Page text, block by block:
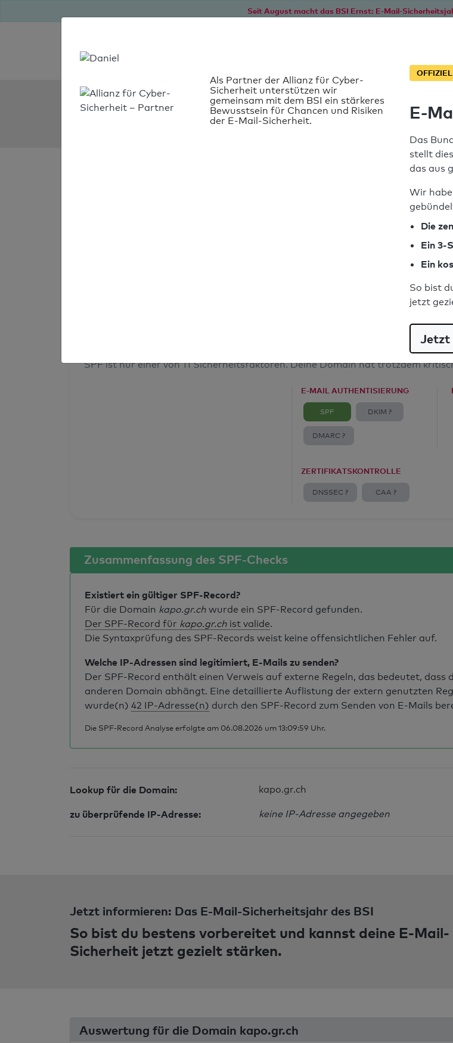
Seit August macht das BSI Ernst: E-Mail-
SPF Check:
Syntaxprüfung: 0 Fehler
SPF ist nur einer von 11 Sicherheitsfaktoren. Deine Domain hat trotzdem
E-MAIL AUTHENTISIERUNG
SPF DKIM ?
DMARC ?
ZERTIFIKATSKONTROLLE
DNSSEC ? CAA ?
Zusammenfassung des SPF-Checks
Existiert ein gültiger SPF-Record?
Für die Domain kapo.gr.ch wurde ein SPF-Record gefunden.
Der SPF-Record für kapo.gr.ch ist valide.
Die Syntaxprüfung des SPF-Records weist keine offensichtlichen Fehler auf.
Welche IP-Adressen sind legitimiert, E-Mails zu senden?
Der SPF-Record enthält einen Verweis auf externe Regeln, das bedeutet, dass
anderen Domain abhängt. Eine detaillierte Auflistung der extern genutzten
wurde(n) 42 IP-Adresse(n) durch den SPF-Record zum Senden von E-Mails
Die SPF-Record Analyse erfolgte am 06.08.2026 um 13:09:59 Uhr.
Lookup für die Domain: kapo.gr.ch
zu überprüfende IP-Adresse: keine IP-Adresse angegeben
Als Partner der Allianz für Cyber-
Sicherheit unterstützen wir
gemeinsam mit dem BSI ein stärkeres
Bewusstsein für Chancen und Risiken
der E-Mail-Sicherheit.
E-
Das
stellt
das aus
Wir
Die
Ein 3-
Ein
So bist
jetzt
Jetzt
Jetzt informieren: Das E-Mail-Sicherheitsjahr des BSI
So bist du bestens vorbereitet und kannst deine E-Mail-
Sicherheit jetzt gezielt stärken.
Auswertung für die Domain kapo.gr.ch